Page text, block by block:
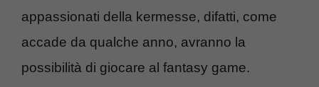
appassionati della kermesse, difatti, come
accade da qualche anno, avranno la
possibilità di giocare al fantasy game.